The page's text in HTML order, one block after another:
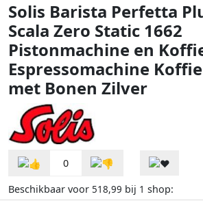
Solis Barista Perfetta
Scala Zero Static 1662
Pistonmachine en
Espressomachine
met Bonen Zilver
0
Beschikbaar voor 518,99 bij 1 shop: